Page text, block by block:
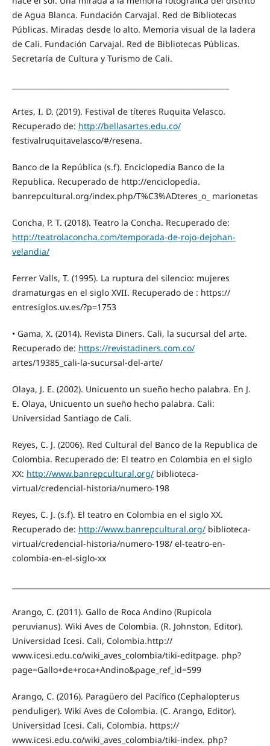
de Agua Blanca. Fundación Carvajal. Red de Bibliotecas
Públicas. Miradas desde lo alto. Memoria visual de la ladera
de Cali. Fundación Carvajal. Red de Bibliotecas Públicas.
Secretaría de Cultura y Turismo de Cali.
Artes, I. D. (2019). Festival de títeres Ruquita Velasco.
Recuperado de: http://bellasartes.edu.co/
festivalruquitavelasco/#/resena.
Banco de la República (s.f). Enciclopedia Banco de la
Republica. Recuperado de http://enciclopedia.
banrepcultural.org/index.php/T%C3%ADteres_o_ marionetas
Concha, P. T. (2018). Teatro la Concha. Recuperado de:
http://teatrolaconcha.com/temporada-de-rojo-dejohan-
velandia/
Ferrer Valls, T. (1995). La ruptura del silencio: mujeres
dramaturgas en el siglo XVII. Recuperado de : https://
entresiglos.uv.es/?p=1753
• Gama, X. (2014). Revista Diners. Cali, la sucursal del arte.
Recuperado de: https://revistadiners.com.co/
artes/19385_cali-la-sucursal-del-arte/
Olaya, J. E. (2002). Unicuento un sueño hecho palabra. En J.
E. Olaya, Unicuento un sueño hecho palabra. Cali:
Universidad Santiago de Cali.
Reyes, C. J. (2006). Red Cultural del Banco de la Republica de
Colombia. Recuperado de: El teatro en Colombia en el siglo
XX: http://www.banrepcultural.org/biblioteca-
virtual/credencial-historia/numero-198
Reyes, C. J. (s.f). El teatro en Colombia en el siglo XX.
Recuperado de: http://www.banrepcultural.org/biblioteca-
virtual/credencial-historia/numero-198/ el-teatro-en-
colombia-en-el-siglo-xx
Arango, C. (2011). Gallo de Roca Andino (Rupicola
peruvianus). Wiki Aves de Colombia. (R. Johnston, Editor).
Universidad Icesi. Cali, Colombia.http://
www.icesi.edu.co/wiki_aves_colombia/tiki-editpage. php?
page=Gallo+de+roca+Andino&page_ref_id=599
Arango, C. (2016). Paragüero del Pacífico (Cephalopterus
penduliger). Wiki Aves de Colombia. (C. Arango, Editor).
Universidad Icesi. Cali, Colombia. https://
www.icesi.edu.co/wiki_aves_colombia/tiki-index. php?